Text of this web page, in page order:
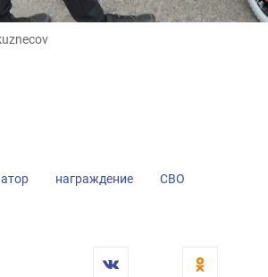
награждение СВО